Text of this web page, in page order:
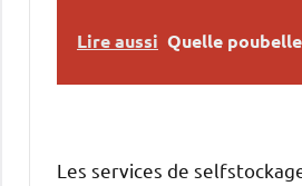
Lire aussi Quelle
Les services de